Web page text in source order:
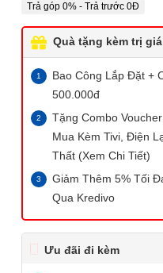
Trả góp 0% - Trả trước 0Đ
Quà tặng kèm trị
Bao Công Lắp Đặt +
500.000đ
Tặng Combo
Mua Kèm Tivi, Điện
Thất (Xem Chi Tiết)
Giảm Thêm 5% Tối
Qua Kredivo
Ưu đãi đi kèm